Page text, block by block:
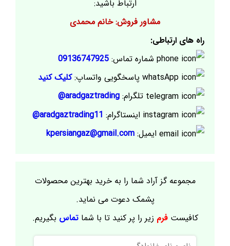
ارتباط باشید:
مشاور فروش: خانم محمدی
راه های ارتباطی:
شماره تماس: 09136747925
پاسخگویی واتساپ:کلیک کنید
تلگرام: aradgaztrading@
اینستاگرام: aradgaztrading11@
ایمیل: kpersiangaz@gmail.com
مجموعه گز آراد شما را به خرید بهترین محصولات
پشمک دعوت می نماید.
کافیستفرم زیر را پر کنید تا با شماتماس بگیریم.
نام